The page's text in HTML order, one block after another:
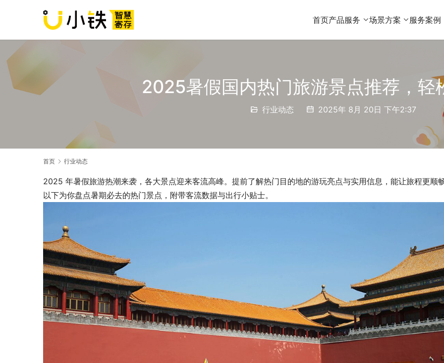
首页产品服务 场景方案 服务案例
2025暑假国内热门旅游景点推荐，轻
行业动态 2025年 8月 20日 下午2:37
首页 行业动态
2025 年暑假旅游热潮来袭，各大景点迎来客流高峰。提前了解热门目的地的游玩亮点与实用信息，能让旅程更顺
以下为你盘点暑期必去的热门景点，附带客流数据与出行小贴士。